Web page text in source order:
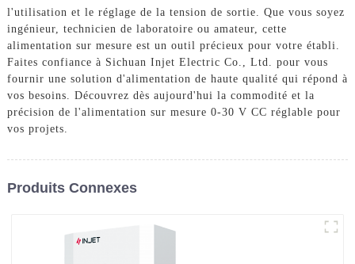
l'utilisation et le réglage de la tension de sortie. Que vous soyez
ingénieur, technicien de laboratoire ou amateur, cette
alimentation sur mesure est un outil précieux pour votre établi.
Faites confiance à Sichuan Injet Electric Co., Ltd. pour vous
fournir une solution d'alimentation de haute qualité qui répond à
vos besoins. Découvrez dès aujourd'hui la commodité et la
précision de l'alimentation sur mesure 0-30 V CC réglable pour
vos projets.
Produits Connexes